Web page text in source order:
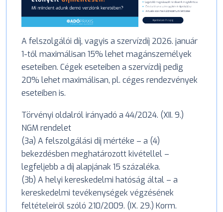
A felszolgálói díj, vagyis a szervízdíj 2026. január
1-től maximálisan 15% lehet magánszemélyek
eseteiben. Cégek eseteiben a szervízdíj pedig
20% lehet maximálisan, pl. céges rendezvények
eseteiben is.
Törvényi oldalról irányadó a 44/2024. (XII. 9.)
NGM rendelet
(3a) A felszolgálási díj mértéke – a (4)
bekezdésben meghatározott kivétellel –
legfeljebb a díj alapjának 15 százaléka.
(3b) A helyi kereskedelmi hatóság által – a
kereskedelmi tevékenységek végzésének
feltételeiről szóló 210/2009. (IX. 29.) Korm.